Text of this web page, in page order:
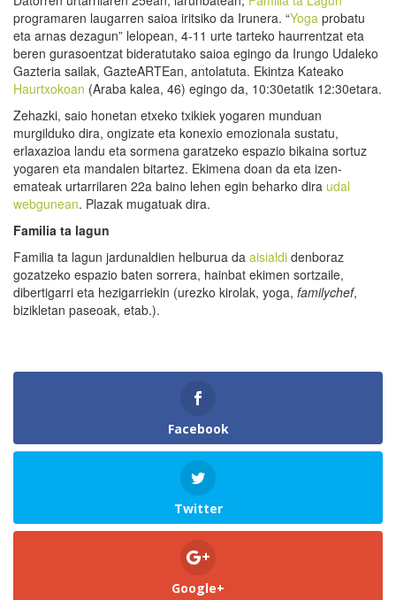
programaren laugarren saioa iritsiko da Irunera. “Yoga probatu
eta arnas dezagun” lelopean, 4-11 urte tarteko haurrentzat eta
beren gurasoentzat bideratutako saioa egingo da Irungo Udaleko
Gazteria sailak, GazteARTEan, antolatuta. Ekintza Kateako
Haurtxokoan (Araba kalea, 46) egingo da, 10:30etatik 12:30etara.
Zehazki, saio honetan etxeko txikiek yogaren munduan
murgilduko dira, ongizate eta konexio emozionala sustatu,
erlaxazioa landu eta sormena garatzeko espazio bikaina sortuz
yogaren eta mandalen bitartez. Ekimena doan da eta izen-
emateak urtarrilaren 22a baino lehen egin beharko dira udal
webgunean. Plazak mugatuak dira.
Familia ta lagun
Familia ta lagun jardunaldien helburua da aisialdi denboraz
gozatzeko espazio baten sorrera, hainbat ekimen sortzaile,
dibertigarri eta hezigarriekin (urezko kirolak, yoga, familychef,
bizikletan paseoak, etab.).
Facebook
Twitter
Google+